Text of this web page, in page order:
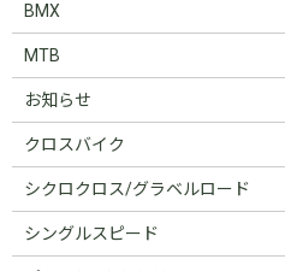
BMX
MTB
お知らせ
クロスバイク
シクロクロス/グラベルロード
シングルスピード